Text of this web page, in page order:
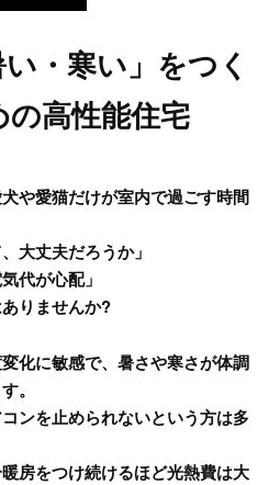
・寒い」をつく
高性能住宅
や愛猫だけが室内で過ごす時間
大丈夫だろうか」
代が心配」
りませんか?
化に敏感で、暑さや寒さが体調
。
ンを止められないという方は多
房をつけ続けるほど光熱費は大